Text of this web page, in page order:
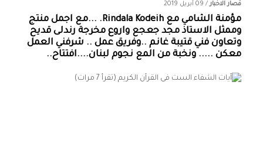
قصار الاخبار/ 09 أبريل 2019
مؤمنة الشامي‏ مع ‏‎Rindala Kodeih‎‏. ...مع اجمل منتج
وممثل الاستاذ مجد جعجع واروع مخرجة رندلى قديح
وتعاون فني قتيبة غانم ..وفريق عمل .. شرفني العمل
معكن ..... ونخبة من المع نجوم لبنان....افتتاح..